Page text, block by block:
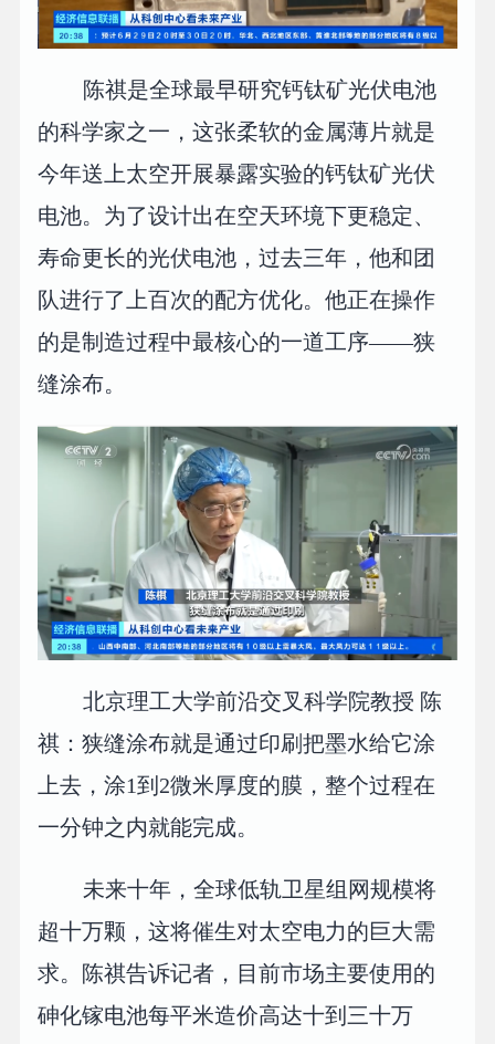
陈祺是全球最早研究钙钛矿光伏电池
的科学家之一，这张柔软的金属薄片就是
今年送上太空开展暴露实验的钙钛矿光伏
电池。为了设计出在空天环境下更稳定、
寿命更长的光伏电池，过去三年，他和团
队进行了上百次的配方优化。他正在操作
的是制造过程中最核心的一道工序——狭
缝涂布。
北京理工大学前沿交叉科学院教授 陈
祺：狭缝涂布就是通过印刷把墨水给它涂
上去，涂1到2微米厚度的膜，整个过程在
一分钟之内就能完成。
未来十年，全球低轨卫星组网规模将
超十万颗，这将催生对太空电力的巨大需
求。陈祺告诉记者，目前市场主要使用的
砷化镓电池每平米造价高达十到三十万